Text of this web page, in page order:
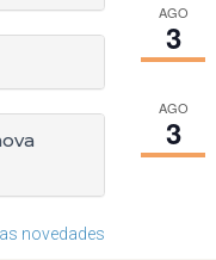
novedades
AGO
3
AGO
3